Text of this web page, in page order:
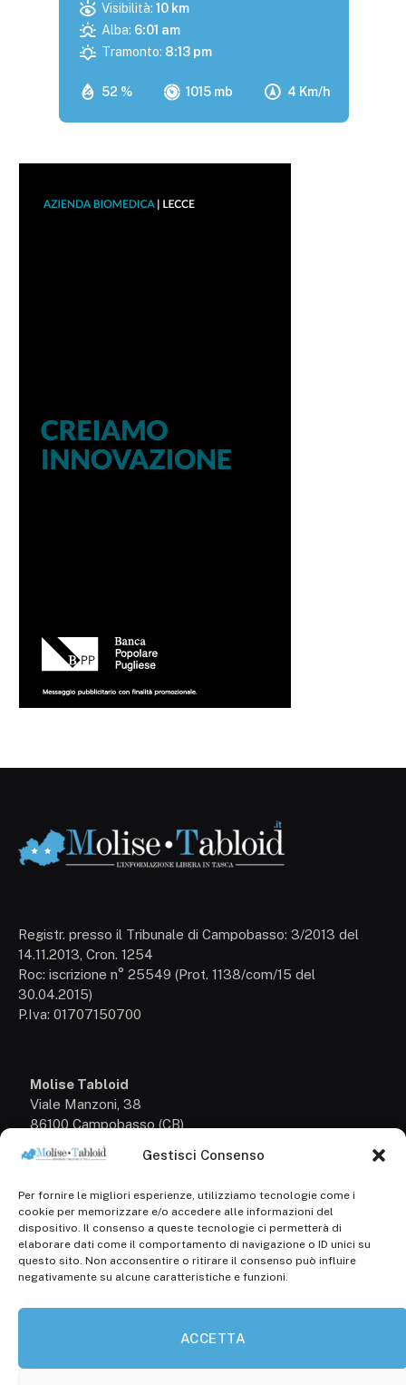
Gestisci Consenso
Per fornire le migliori esperienze, utilizziamo tecnologie come i
cookie per memorizzare e/o accedere alle informazioni del
dispositivo. Il consenso a queste tecnologie ci permetterà di
elaborare dati come il comportamento di navigazione o ID unici su
questo sito. Non acconsentire o ritirare il consenso può influire
negativamente su alcune caratteristiche e funzioni.
ACCETTA
52 % 1015 mb 4 Km/h
Visibilità: 10 km
Alba: 6:01 am
Tramonto: 8:13 pm
Registr. presso il Tribunale di Campobasso: 3/2013 del
14.11.2013, Cron. 1254
Roc: iscrizione n° 25549 (Prot. 1138/com/15 del
30.04.2015)
P.Iva: 01707150700
Molise Tabloid
Viale Manzoni, 38
86100 Campobasso (CB)
+39 3333169466
Scrivici a:
info@molisetabloid.it
commerciale@molisetabloid.it
Disclaimer